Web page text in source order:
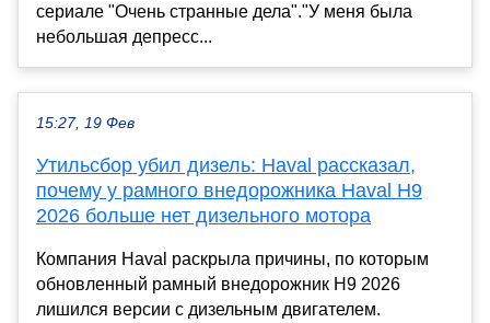
сериале "Очень странные дела"."У меня была
небольшая депресс...
15:27, 19 Фев
Утильсбор убил дизель: Haval рассказал,
почему у рамного внедорожника Haval H9
2026 больше нет дизельного мотора
Компания Haval раскрыла причины, по которым
обновленный рамный внедорожник H9 2026
лишился версии с дизельным двигателем.